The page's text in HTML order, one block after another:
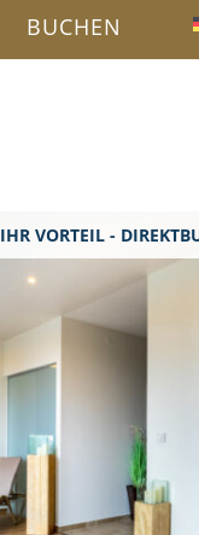
IHR VORTEIL -
BUCHEN